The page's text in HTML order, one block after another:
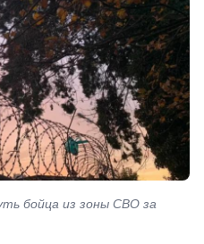
бойца из зоны СВО за